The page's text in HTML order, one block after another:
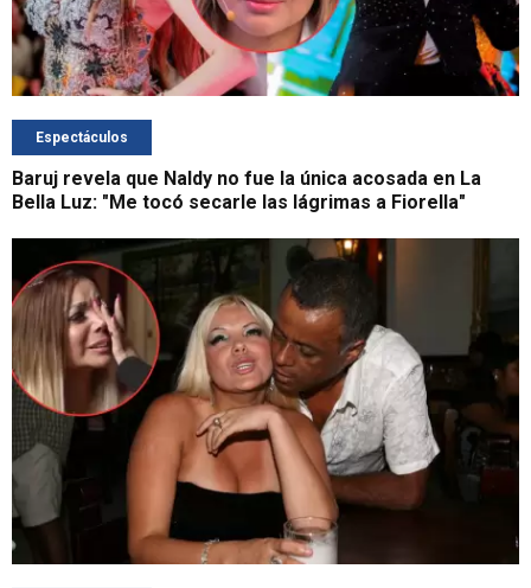
Espectáculos
Baruj revela que Naldy no fue la única acosada en La
Bella Luz: "Me tocó secarle las lágrimas a Fiorella"